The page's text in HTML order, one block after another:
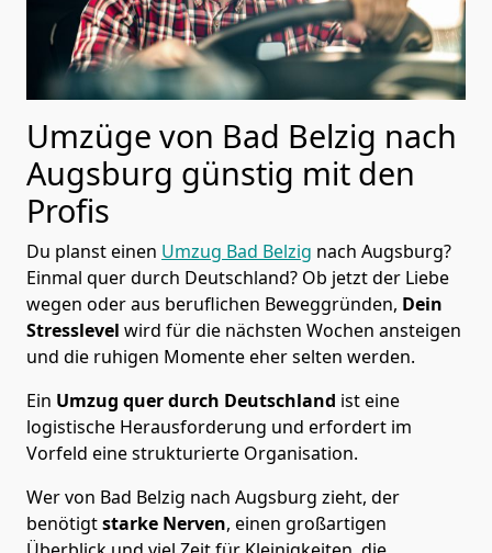
Umzüge von Bad Belzig nach
Augsburg günstig mit den
Profis
Du planst einen Umzug Bad Belzig nach Augsburg?
Einmal quer durch Deutschland? Ob jetzt der Liebe
wegen oder aus beruflichen Beweggründen, Dein
Stresslevel wird für die nächsten Wochen ansteigen
und die ruhigen Momente eher selten werden.
Ein Umzug quer durch Deutschland ist eine
logistische Herausforderung und erfordert im
Vorfeld eine strukturierte Organisation.
Wer von Bad Belzig nach Augsburg zieht, der
benötigtstarke Nerven, einen großartigen